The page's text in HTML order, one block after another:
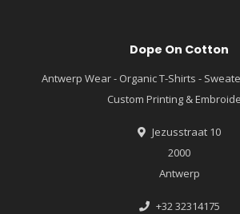
Dope On Cotton
Antwerp Wear - Organic T-Shirts -
Custom Printing &
Jezusstraat 10
2000
Antwerp
+32 32314175